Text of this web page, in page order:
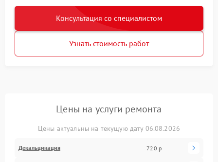
Консультация со специалистом
Узнать стоимость работ
Цены на услуги ремонта
Цены актуальны на текущую дату 06.08.2026
Декальцинация 720 р